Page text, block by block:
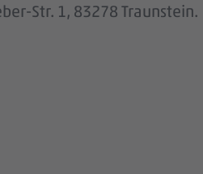
Str. 1, 83278 Traunstein.